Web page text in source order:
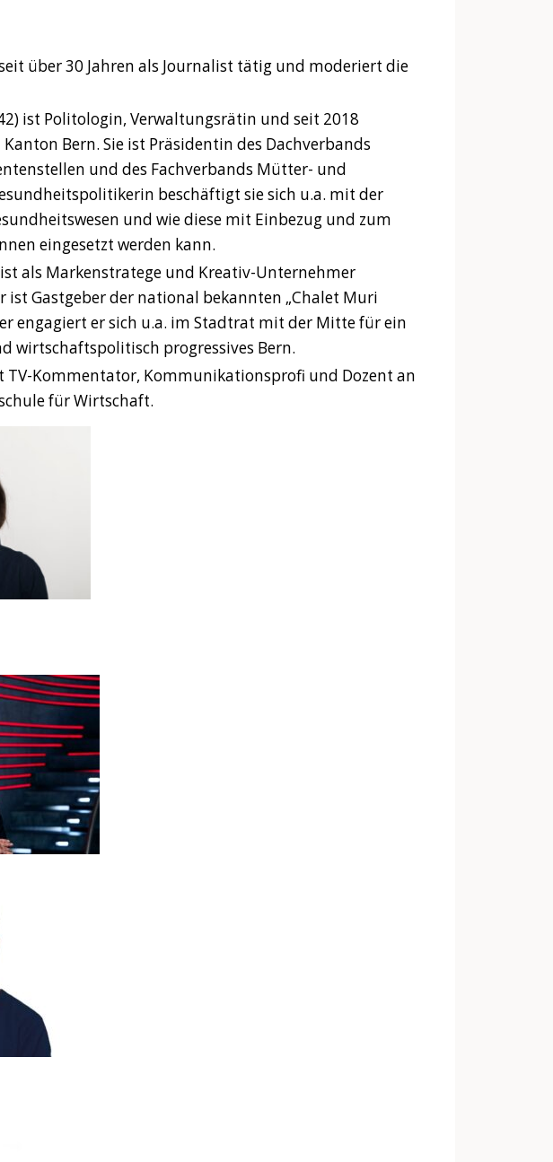
über 30 Jahren als Journalist tätig und moderiert die
ist Politologin, Verwaltungsrätin und seit 2018
Bern. Sie ist Präsidentin des Dachverbands
und des Fachverbands Mütter- und
beschäftigt sie sich u.a. mit der
und wie diese mit Einbezug und zum
eingesetzt werden kann.
als Markenstratege und Kreativ-Unternehmer
Gastgeber der national bekannten „Chalet Muri
engagiert er sich u.a. im Stadtrat mit der Mitte für ein
wirtschaftspolitisch progressives Bern.
TV-Kommentator, Kommunikationsprofi und Dozent an
für Wirtschaft.